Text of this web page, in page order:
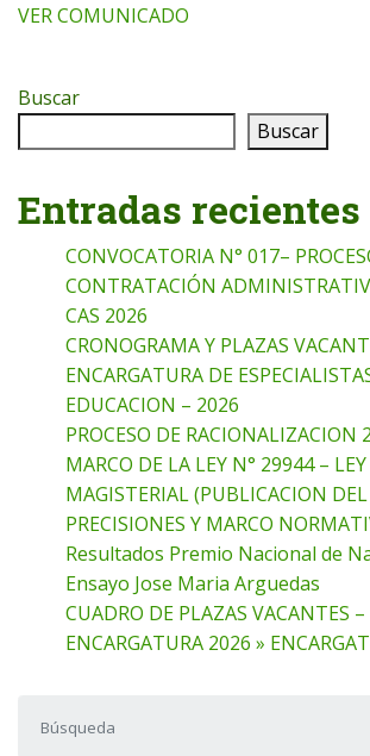
VER COMUNICADO
Buscar
Buscar
Entradas recientes
CONVOCATORIA N° 017–
CONTRATACIÓN
CAS 2026
CRONOGRAMA Y PLAZAS
ENCARGATURA DE
EDUCACION – 2026
PROCESO DE RACIONALIZACION
MARCO DE LA LEY N° 29944 –
MAGISTERIAL (PUBLICACION
PRECISIONES Y MARCO
Resultados Premio Nacional de
Ensayo Jose Maria Arguedas
CUADRO DE PLAZAS VACANTES –
ENCARGATURA 2026 »